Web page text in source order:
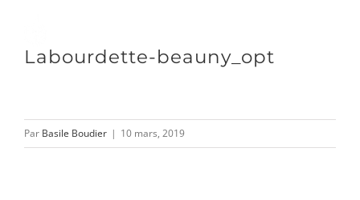
contenuLabourdette-beauny_opt
Par Basile Boudier | 10 mars, 2019